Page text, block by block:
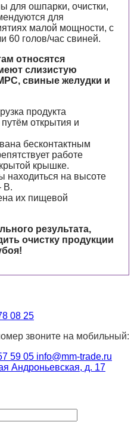
для ошпарки, очистки,
для
малой мощности, с
60 голов/час свиней.
относятся
слизистую
свиные желудки и
продукта
открытия и
бесконтактным
работе
крышке.
находиться на высоте
B.
их пищевой
результата,
очистку продукции
08 25
звоните на мобильный:
59 05 info@mm-trade.ru
Андроньевская, д. 17